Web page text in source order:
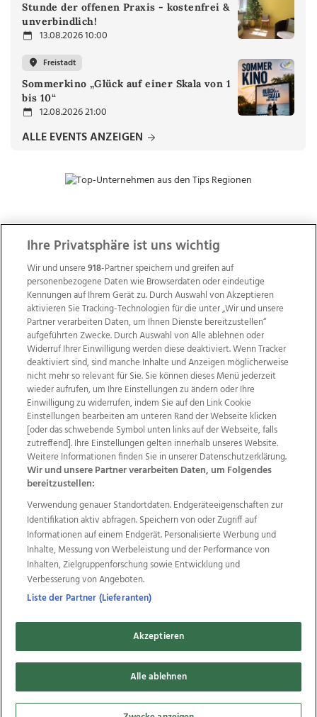
Stunde der offenen Praxis - kostenfrei &
unverbindlich!
13.08.2026 10:00
Freistadt
Sommerkino „Glück auf einer Skala von 1
bis 10“
12.08.2026 21:00
ALLE EVENTS ANZEIGEN
ZUR NACHRICHTENÜBERSICHT
Wir über uns Mediadaten Kontakt
Jobs
Datenschutz
Impressum
AGB Anzeigekunden
AGB Website
Ehrenkodex Politische Werbung
Weitere Angebote des Medienhauses Wimmer
TV1 di-mog-i.at OÖNow
Ischler Woche
Life Radio
OÖNachrichten
OÖN Immobilien
OÖN Karriere
OÖN Reise
Promenaden Galerien
Regionaljobs
wasistlos.at
Copyrights © 2026 Tips Zeitungs GmbH & Co KG
developed by11x11.net
Cookie Einstellungen bearbeiten
Ihre Privatsphäre ist uns wichtig
Wir und unsere918-Partner speichern und greifen auf
personenbezogene Daten wie Browserdaten oder eindeutige
Kennungen auf Ihrem Gerät zu. Durch Auswahl von Akzeptieren
aktivieren Sie Tracking-Technologien für die unter „Wir und unsere
Partner verarbeiten Daten, um Ihnen Dienste bereitzustellen“
aufgeführten Zwecke. Durch Auswahl von Alle ablehnen oder
Widerruf Ihrer Einwilligung werden diese deaktiviert. Wenn Tracker
deaktiviert sind, sind manche Inhalte und Anzeigen möglicherweise
nicht mehr so relevant für Sie. Sie können dieses Menü jederzeit
wieder aufrufen, um Ihre Einstellungen zu ändern oder Ihre
Einwilligung zu widerrufen, indem Sie auf den Link Cookie
Einstellungen bearbeiten am unteren Rand der Webseite klicken
[oder das schwebende Symbol unten links auf der Webseite, falls
zutreffend]. Ihre Einstellungen gelten innerhalb unseres Website.
Weitere Informationen finden Sie in unserer Datenschutzerklärung.
Wir und unsere Partner verarbeiten Daten, um Folgendes
bereitzustellen:
Verwendung genauer Standortdaten. Endgeräteeigenschaften zur
Identifikation aktiv abfragen. Speichern von oder Zugriff auf
Informationen auf einem Endgerät. Personalisierte Werbung und
Inhalte, Messung von Werbeleistung und der Performance von
Inhalten, Zielgruppenforschung sowie Entwicklung und
Verbesserung von Angeboten.
Liste der Partner (Lieferanten)
Akzeptieren
Alle ablehnen